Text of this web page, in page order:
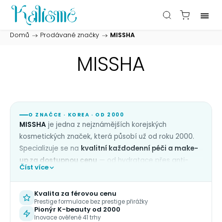
Domů / Prodávané značky / MISSHA
MISSHA
O ZNAČCE · KOREA · OD 2000
MISSHA je jedna z nejznámějších korejských
kosmetických značek, která působí už od roku 2000.
Specializuje se na kvalitní každodenní péči a make-
up za dostupnou cenu — od hydratace přes anti-
aging až po dekorativní kosmetiku. Klíčový
diferenciátor:prestige formulace bez prestige
přirážky.
Filozofie značky stojí na motu
Číst více
Kvalita za férovou cenu
Prestige formulace bez prestige přirážky
Pionýr K-beauty od 2000
Inovace ověřené 41 trhy